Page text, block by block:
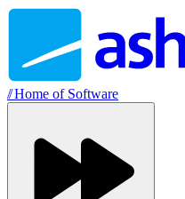
//Home of Software